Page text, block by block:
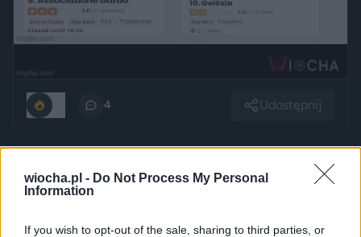
wiocha.pl - Do Not Process My Personal
Information
If you wish to opt-out of the sale, sharing to third parties, or
4 Udostępnij
W upalne dni pamiętajcie o nawodnieniu!
Kategoria: 😂Śmieszne Tagi: #kot